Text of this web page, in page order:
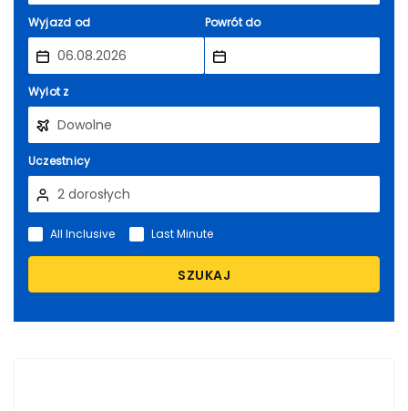
Wyjazd od Powrót do
Wylot z
Uczestnicy
SZUKAJ
All Inclusive Last Minute